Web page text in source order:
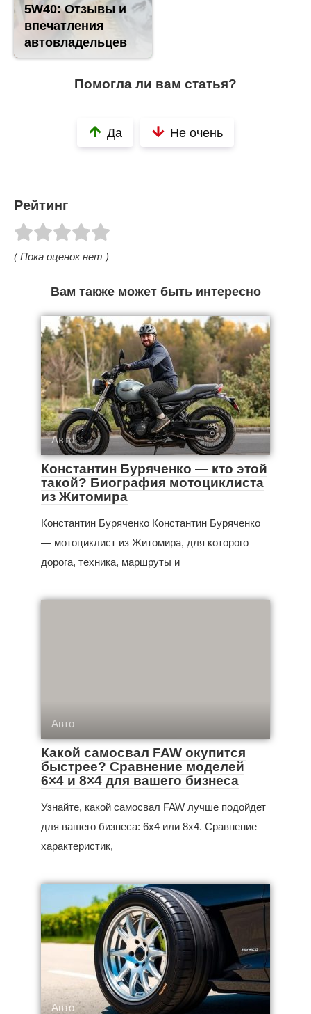
5W40: Отзывы и
впечатления
автовладельцев
Помогла ли вам статья?
Да Не очень
Рейтинг
( Пока оценок нет )
Вам также может быть интересно
Авто
Константин Буряченко — кто этой
такой? Биография мотоциклиста
из Житомира
Константин Буряченко Константин Буряченко
— мотоциклист из Житомира, для которого
дорога, техника, маршруты и
Авто
Какой самосвал FAW окупится
быстрее? Сравнение моделей
6×4 и 8×4 для вашего бизнеса
Узнайте, какой самосвал FAW лучше подойдет
для вашего бизнеса: 6x4 или 8x4. Сравнение
характеристик,
Авто